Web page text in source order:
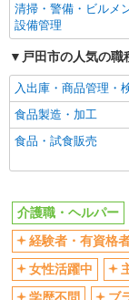
ブランクOK
エルダー（50代～）
高収入・高額
昇給あり
フルタイム歓迎
駅直結・駅チカ
社会保険あり
退職金・財形貯蓄制
制服貸与
清掃・警備・ビルメ
設備管理
戸田市の人気の
入出庫・商品管理・
食品製造・加工
食品・試食販売
介護職・ヘルパー
経験者・有資格
女性活躍中